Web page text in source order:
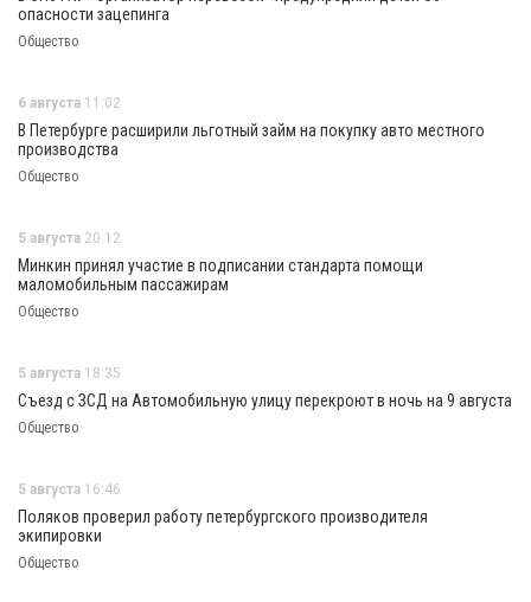
опасности зацепинга
Общество
6 августа 11:02
В Петербурге расширили льготный займ на покупку авто местного
производства
Общество
5 августа 20:12
Минкин принял участие в подписании стандарта помощи
маломобильным пассажирам
Общество
5 августа 18:35
Съезд с ЗСД на Автомобильную улицу перекроют в ночь на 9 августа
Общество
5 августа 16:46
Поляков проверил работу петербургского производителя
экипировки
Общество